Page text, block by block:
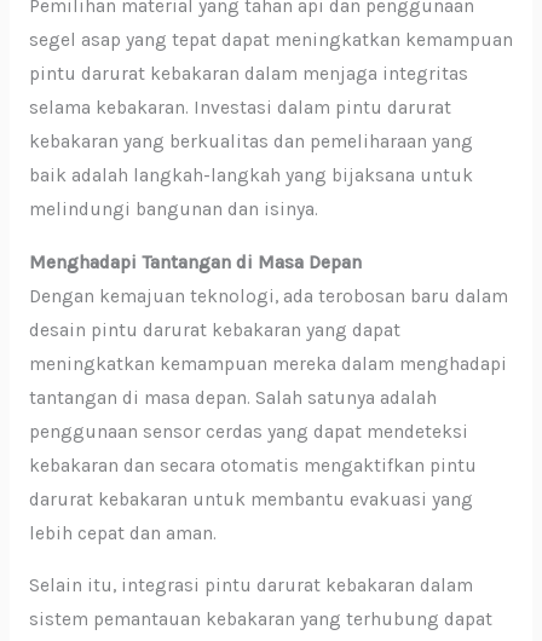
Pemilihan material yang tahan api dan penggunaan
segel asap yang tepat dapat meningkatkan kemampuan
pintu darurat kebakaran dalam menjaga integritas
selama kebakaran. Investasi dalam pintu darurat
kebakaran yang berkualitas dan pemeliharaan yang
baik adalah langkah-langkah yang bijaksana untuk
melindungi bangunan dan isinya.
Menghadapi Tantangan di Masa Depan
Dengan kemajuan teknologi, ada terobosan baru dalam
desain pintu darurat kebakaran yang dapat
meningkatkan kemampuan mereka dalam menghadapi
tantangan di masa depan. Salah satunya adalah
penggunaan sensor cerdas yang dapat mendeteksi
kebakaran dan secara otomatis mengaktifkan pintu
darurat kebakaran untuk membantu evakuasi yang
lebih cepat dan aman.
Selain itu, integrasi pintu darurat kebakaran dalam
sistem pemantauan kebakaran yang terhubung dapat